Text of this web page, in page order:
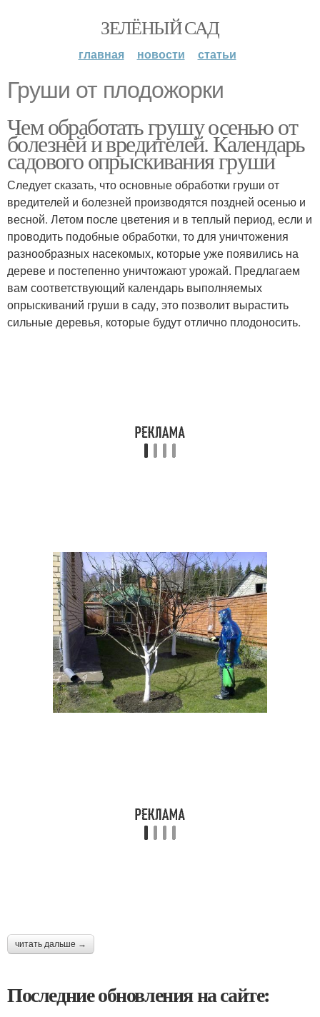
ЗЕЛЁНЫЙ САД
главная новости статьи
Груши от плодожорки
Чем обработать грушу осенью от
болезней и вредителей. Календарь
садового опрыскивания груши
Следует сказать, что основные обработки груши от
вредителей и болезней производятся поздней осенью и
весной. Летом после цветения и в теплый период, если и
проводить подобные обработки, то для уничтожения
разнообразных насекомых, которые уже появились на
дереве и постепенно уничтожают урожай. Предлагаем
вам соответствующий календарь выполняемых
опрыскиваний груши в саду, это позволит вырастить
сильные деревья, которые будут отлично плодоносить.
читать дальше →
Последние обновления на сайте: